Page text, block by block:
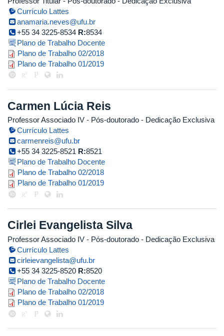
Currículo Lattes
anamaria.neves@ufu.br
+55 34 3225-8534 R:8534
Plano de Trabalho Docente
anamaria.pdf
Plano de Trabalho 02/2018
anamaria.pdf
Plano de Trabalho 01/2019
Carmen Lúcia Reis
Professor Associado IV - Pós-doutorado - Dedicação Exclusiva
Currículo Lattes
carmenreis@ufu.br
+55 34 3225-8521 R:8521
Plano de Trabalho Docente
Plano de Trabalho 02/2018
carmen_reis_2019_1_corrigido.pdf
Plano de Trabalho 01/2019
Cirlei Evangelista Silva
Professor Associado IV - Pós-doutorado - Dedicação Exclusiva
Currículo Lattes
cirleievangelista@ufu.br
+55 34 3225-8520 R:8520
Plano de Trabalho Docente
Plano de Trabalho 02/2018
Plano de Trabalho 01/2019